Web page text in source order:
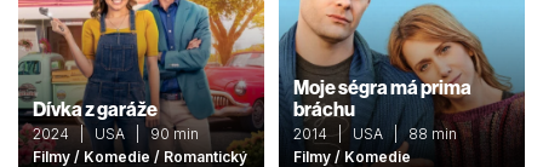
Dívka z garáže
2024 | USA | 90 min
Filmy / Komedie / Romantický
Moje ségra má prima
bráchu
2014 | USA | 88 min
Filmy / Komedie